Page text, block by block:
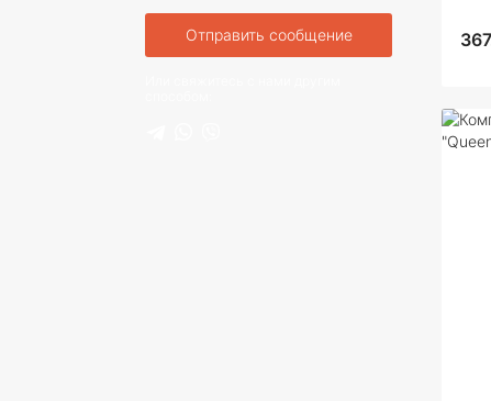
Отправить сообщение